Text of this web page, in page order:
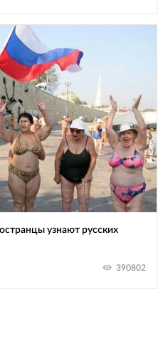
узнают русских
390802